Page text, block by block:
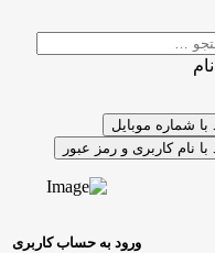
با شماره موبایل
با نام کاربری و رمز عبور
ورود به حساب کاربری